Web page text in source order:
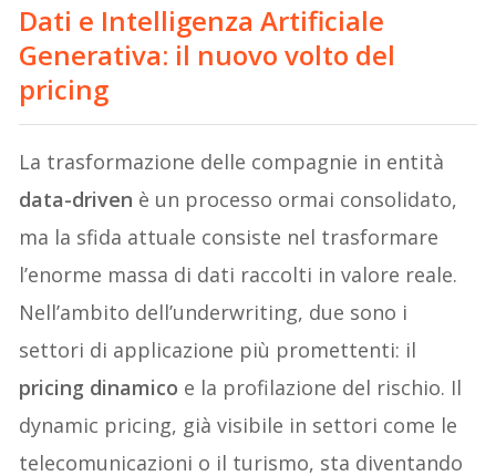
Dati e Intelligenza Artificiale
Generativa: il nuovo volto del
pricing
La trasformazione delle compagnie in entità
data-driven è un processo ormai consolidato,
ma la sfida attuale consiste nel trasformare
l’enorme massa di dati raccolti in valore reale.
Nell’ambito dell’underwriting, due sono i
settori di applicazione più promettenti: il
pricing dinamico e la profilazione del rischio. Il
dynamic pricing, già visibile in settori come le
telecomunicazioni o il turismo, sta diventando